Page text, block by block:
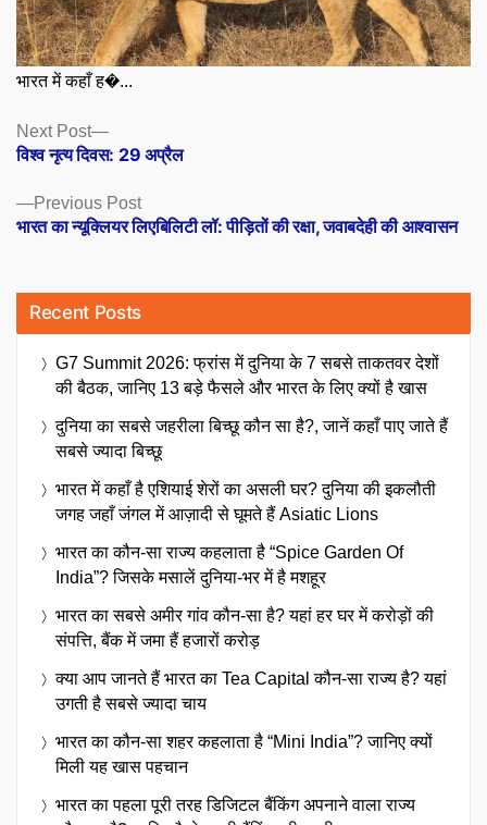
भारत में कहाँ ह�...
Posts
navigation
Previous PostPrevious
post:
भारत का न्यूक्लियर लिएबिलिटी लॉ: पीड़ितों की रक्षा, जवाबदेही की आश्वासन
Next Post
Next
post:
विश्व नृत्य दिवस: 29 अप्रैल
Recent Posts
G7 Summit 2026: फ्रांस में दुनिया के 7 सबसे ताकतवर देशों
की बैठक, जानिए 13 बड़े फैसले और भारत के लिए क्यों है खास
दुनिया का सबसे जहरीला बिच्छू कौन सा है?, जानें कहाँ पाए जाते हैं
सबसे ज्यादा बिच्छू
भारत में कहाँ है एशियाई शेरों का असली घर? दुनिया की इकलौती
जगह जहाँ जंगल में आज़ादी से घूमते हैं Asiatic Lions
भारत का कौन-सा राज्य कहलाता है “Spice Garden Of
India”? जिसके मसालें दुनिया-भर में है मशहूर
भारत का सबसे अमीर गांव कौन-सा है? यहां हर घर में करोड़ों की
संपत्ति, बैंक में जमा हैं हजारों करोड़
क्या आप जानते हैं भारत का Tea Capital कौन-सा राज्य है? यहां
उगती है सबसे ज्यादा चाय
भारत का कौन-सा शहर कहलाता है “Mini India”? जानिए क्यों
मिली यह खास पहचान
भारत का पहला पूरी तरह डिजिटल बैंकिंग अपनाने वाला राज्य